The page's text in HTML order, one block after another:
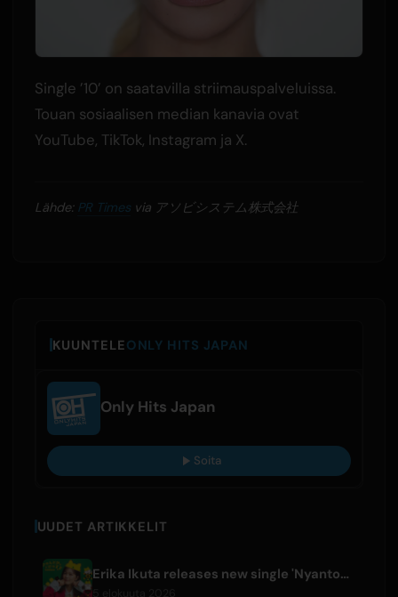
Single ’10’ on saatavilla striimauspalveluissa.
Touan sosiaalisen median kanavia ovat
YouTube, TikTok, Instagram ja X.
Lähde: PR Timesvia アソビシステム株式会社
KUUNTELEONLY HITS JAPAN
Only Hits Japan
Soita
UUDET ARTIKKELIT
Erika Ikuta releases new single 'Nyantokanyaruru' for children's book 'Fumikiri Neko'